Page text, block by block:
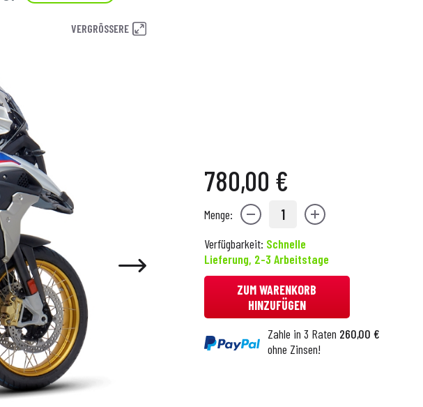
VERGRÖSSERE
780,00 €
Menge: 1
Verfügbarkeit: Schnelle
Lieferung, 2-3 Arbeitstage
ZUM WARENKORB
HINZUFÜGEN
Zahle in 3 Raten 260,00 €
ohne Zinsen!